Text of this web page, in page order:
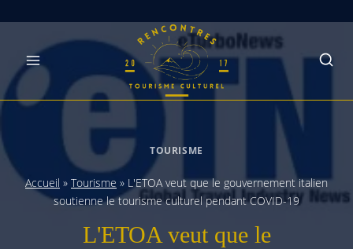
content
TOURISME
Accueil » Tourisme » L'ETOA veut que le gouvernement italien
soutienne le tourisme culturel pendant COVID-19
L'ETOA veut que le